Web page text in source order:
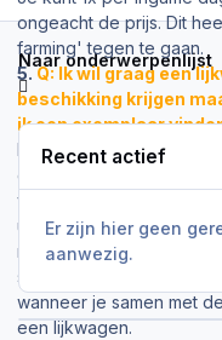
ongeacht de prijs. Dit
farming' tegen te gaan.
5.Q: Ik wil graag een
beschikking krijgen
ik een exemplaar
De Romero Hearse is in
glitch die in eerde
verholpen maar toch
unieke wagen te komen.
met iemand die een
spawnt hij vaak op
wanneer je samen met
een lijkwagen.
Naar onderwerpenlijst
Recent actief
Er zijn hier geen
aanwezig.